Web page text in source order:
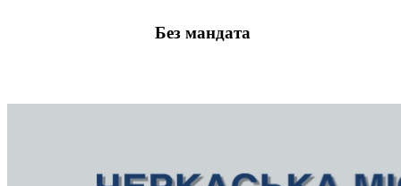
Без мандата